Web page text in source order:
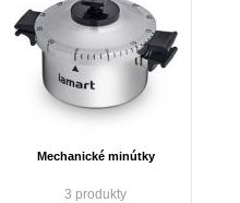
Mechanické minútky
3 produkty